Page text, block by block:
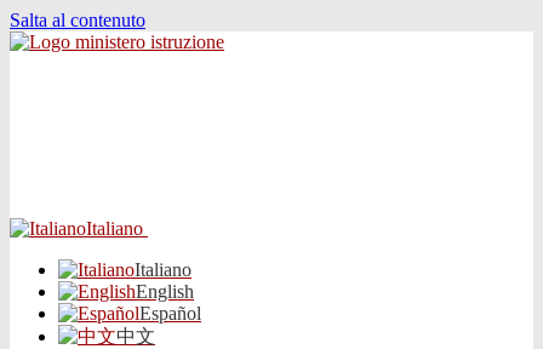
Salta al contenuto
Italiano
Italiano
English
Español
中文